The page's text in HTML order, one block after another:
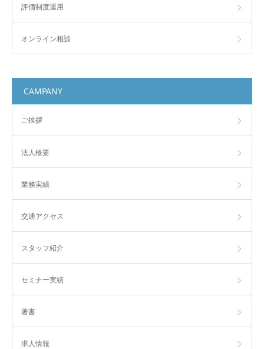
評価制度運用
オンライン相談
CAMPANY
ご挨拶
法人概要
業務実績
交通アクセス
スタッフ紹介
セミナー実績
著書
求人情報